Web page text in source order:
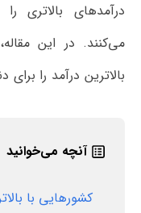
درآمدهای بالاتری
می‌کنند. در این
بالاترین درآمد را
آنچه می‌خوانید
کشورهایی با